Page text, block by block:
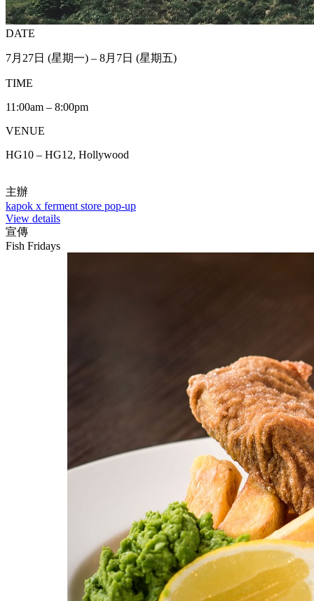
DATE
7月27日 (星期一) – 8月7日 (星期五)
TIME
11:00am – 8:00pm
VENUE
HG10 – HG12, Hollywood
主辦
kapok x ferment store pop-up
View details
宣傳
Fish Fridays